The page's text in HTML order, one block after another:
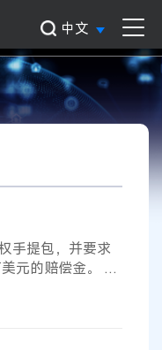
中文
手提包，并要求
元的赔偿金。 6
联邦地区法院提
Torres）和